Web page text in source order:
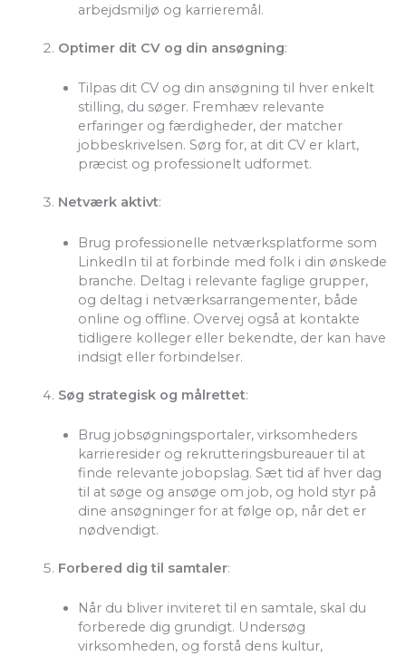
arbejdsmiljø og karrieremål.
Optimer dit CV og din ansøgning:
Tilpas dit CV og din ansøgning til hver enkelt
stilling, du søger. Fremhæv relevante
erfaringer og færdigheder, der matcher
jobbeskrivelsen. Sørg for, at dit CV er klart,
præcist og professionelt udformet.
Netværk aktivt:
Brug professionelle netværksplatforme som
LinkedIn til at forbinde med folk i din ønskede
branche. Deltag i relevante faglige grupper,
og deltag i netværksarrangementer, både
online og offline. Overvej også at kontakte
tidligere kolleger eller bekendte, der kan have
indsigt eller forbindelser.
Søg strategisk og målrettet:
Brug jobsøgningsportaler, virksomheders
karrieresider og rekrutteringsbureauer til at
finde relevante jobopslag. Sæt tid af hver dag
til at søge og ansøge om job, og hold styr på
dine ansøgninger for at følge op, når det er
nødvendigt.
Forbered dig til samtaler:
Når du bliver inviteret til en samtale, skal du
forberede dig grundigt. Undersøg
virksomheden, og forstå dens kultur,